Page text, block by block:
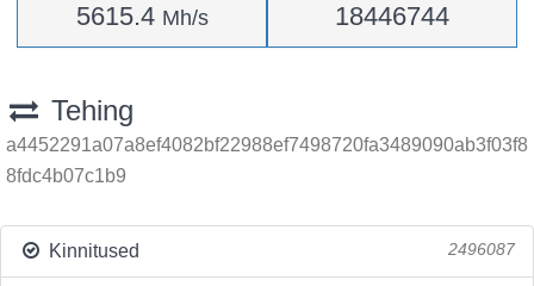
5615.4 Mh/s 18446744
Tehing
a4452291a07a8ef4082bf22988ef7498720fa3489090ab3f03f8
8fdc4b07c1b9
Kinnitused 2496087